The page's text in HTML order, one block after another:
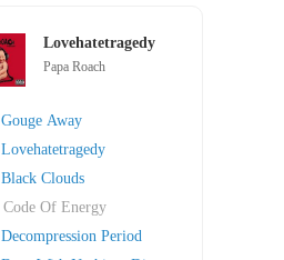
Lovehatetragedy
Papa Roach
Gouge Away
Lovehatetragedy
Black Clouds
Code Of Energy
Decompression Period